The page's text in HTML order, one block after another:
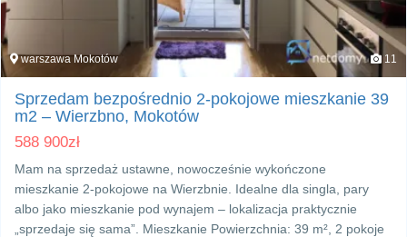
warszawa Mokotów 11
Sprzedam bezpośrednio 2-pokojowe mieszkanie 39
m2 – Wierzbno, Mokotów
588 900zł
Mam na sprzedaż ustawne, nowocześnie wykończone
mieszkanie 2-pokojowe na Wierzbnie. Idealne dla singla, pary
albo jako mieszkanie pod wynajem – lokalizacja praktycznie
„sprzedaje się sama”. Mieszkanie Powierzchnia: 39 m², 2 pokoje